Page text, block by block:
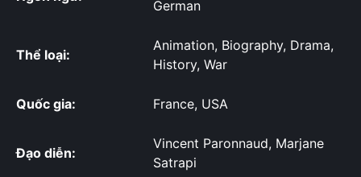
German
Thể loại:
Animation, Biography, Drama,
History, War
Quốc gia: France, USA
Đạo diễn:
Vincent Paronnaud, Marjane
Satrapi